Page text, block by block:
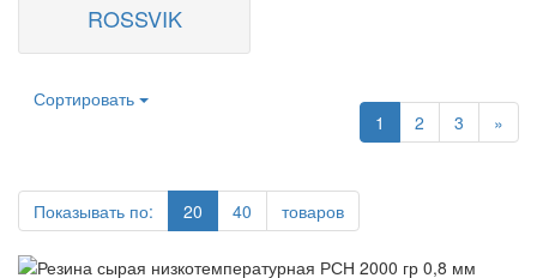
ROSSVIK
Сортировать
1
2 3 »
Показывать по: 20 40 товаров